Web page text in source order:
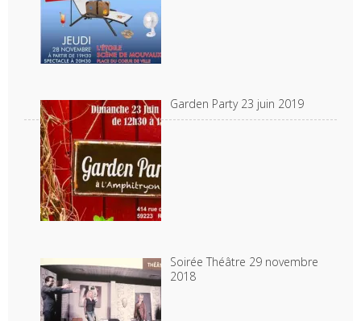
Garden Party 23 juin 2019
Soirée Théâtre 29 novembre
2018